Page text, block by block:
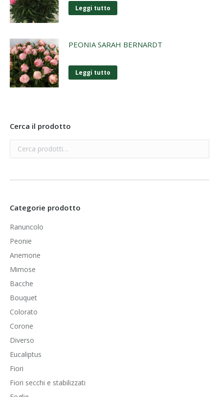
Leggi tutto
PEONIA SARAH BERNARDT
Leggi tutto
Cerca il prodotto
Categorie prodotto
Ranuncolo
Peonie
Anemone
Mimose
Bacche
Bouquet
Colorato
Corone
Diverso
Eucaliptus
Fiori
Fiori secchi e stabilizzati